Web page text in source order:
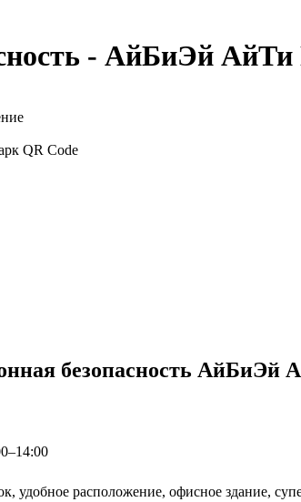
- АйБиЭй
безопасность АйБиЭй
удобное расположение, офисное здание,